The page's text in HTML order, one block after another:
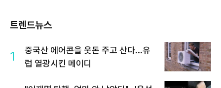
트렌드뉴스
1
중국산 에어콘을 웃돈 주고 산다...유
럽 열광시킨 메이디